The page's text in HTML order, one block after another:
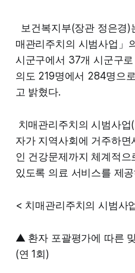
보건복지부(장관 정은경
매관리주치의 시범사업」
시군구에서 37개 시군구
의도 219명에서 284명으
고 밝혔다.
치매관리주치의 시범사업
자가 지역사회에 거주하
인 건강문제까지 체계적
있도록 의료 서비스를 제
< 치매관리주치의 시범사
▲ 환자 포괄평가에 따른
(연 1회)